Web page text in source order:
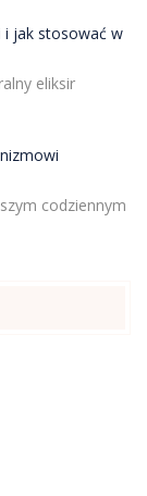
i jak stosować w
eliksir
codziennym